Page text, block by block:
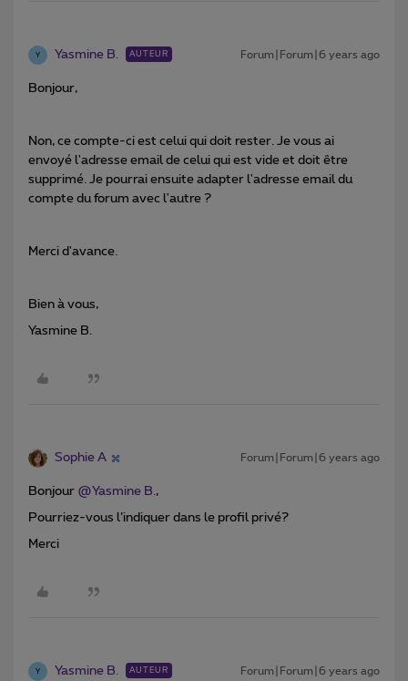
Y Yasmine B. AUTEUR Forum|Forum|6 years ago
Bonjour,
Non, ce compte-ci est celui qui doit rester. Je vous ai
envoyé l'adresse email de celui qui est vide et doit être
supprimé. Je pourrai ensuite adapter l'adresse email du
compte du forum avec l'autre ?
Merci d'avance.
Bien à vous,
Yasmine B.
Sophie A Forum|Forum|6 years ago
Bonjour @Yasmine B.,
Pourriez-vous l’indiquer dans le profil privé?
Merci
Y Yasmine B. AUTEUR Forum|Forum|6 years ago